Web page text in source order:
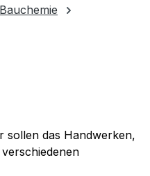
Bauchemie
sollen das Handwerken,